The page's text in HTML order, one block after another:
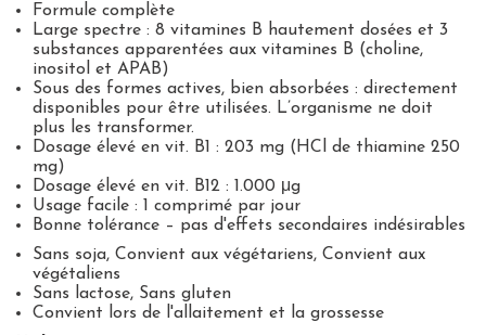
Formule complète
Large spectre : 8 vitamines B hautement dosées et 3
substances apparentées aux vitamines B (choline,
inositol et APAB)
Sous des formes actives, bien absorbées : directement
disponibles pour être utilisées. L’organisme ne doit
plus les transformer.
Dosage élevé en vit. B1 : 203 mg (HCl de thiamine 250
mg)
Dosage élevé en vit. B12 : 1.000 μg
Usage facile : 1 comprimé par jour
Bonne tolérance – pas d'effets secondaires indésirables
Sans soja, Convient aux végétariens, Convient aux
végétaliens
Sans lactose, Sans gluten
Convient lors de l'allaitement et la grossesse